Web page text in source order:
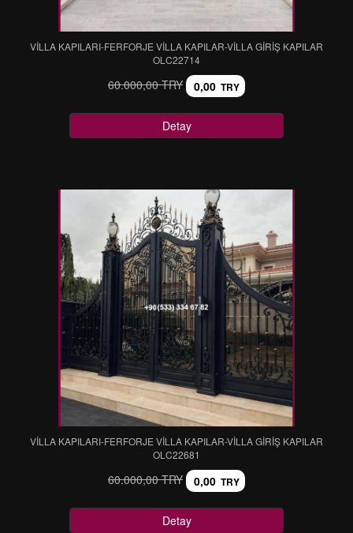
VİLLA KAPILARI-FERFORJE VİLLA KAPILAR-VİLLA GİRİŞ KAPILAR
OLC22714
60.000,00 TRY 0,00 TRY
Detay
VİLLA KAPILARI-FERFORJE VİLLA KAPILAR-VİLLA GİRİŞ KAPILAR
OLC22681
60.000,00 TRY 0,00 TRY
Detay